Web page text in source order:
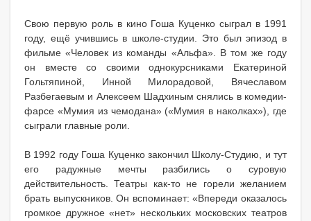
Свою первую роль в кино Гоша Куценко сыграл в 1991
году, ещё учившись в школе-студии. Это был эпизод в
фильме «Человек из команды «Альфа». В том же году
он вместе со своими однокурсниками Екатериной
Гольтяпиной, Инной Милорадовой, Вячеславом
Разбегаевым и Алексеем Шадхиным снялись в комедии-
фарсе «Мумия из чемодана» («Мумия в наколках»), где
сыграли главные роли.
В 1992 году Гоша Куценко закончил Школу-Студию, и тут
его радужные мечты разбились о суровую
действительность. Театры как-то не горели желанием
брать выпускников. Он вспоминает: «Впереди оказалось
громкое дружное «нет» нескольких московских театров